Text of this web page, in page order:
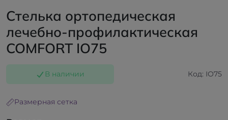
Стелька ортопедическая
лечебно-профилактическая
COMFORT ІО75
В наличии Код: ІО75
Размерная сетка